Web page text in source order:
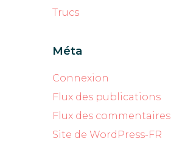
Trucs
Méta
Connexion
Flux des publications
Flux des commentaires
Site de WordPress-FR